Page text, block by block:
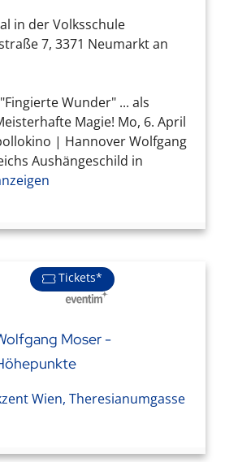
in der Volksschule
7, 3371 Neumarkt an
Wunder" ... als
Magie! Mo, 6. April
| Hannover Wolfgang
Aushängeschild in
Tickets*
Moser -
Wien, Theresianumgasse